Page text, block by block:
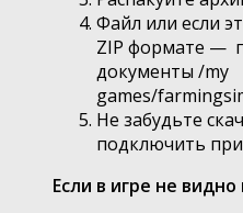
Файл или если
ZIP формате —
документы /my
games/
Не забудьте
подключить
Если в игре не